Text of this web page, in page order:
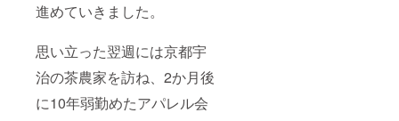
進めていきました。
思い立った翌週には京都宇
治の茶農家を訪ね、2か月後
に10年弱勤めたアパレル会